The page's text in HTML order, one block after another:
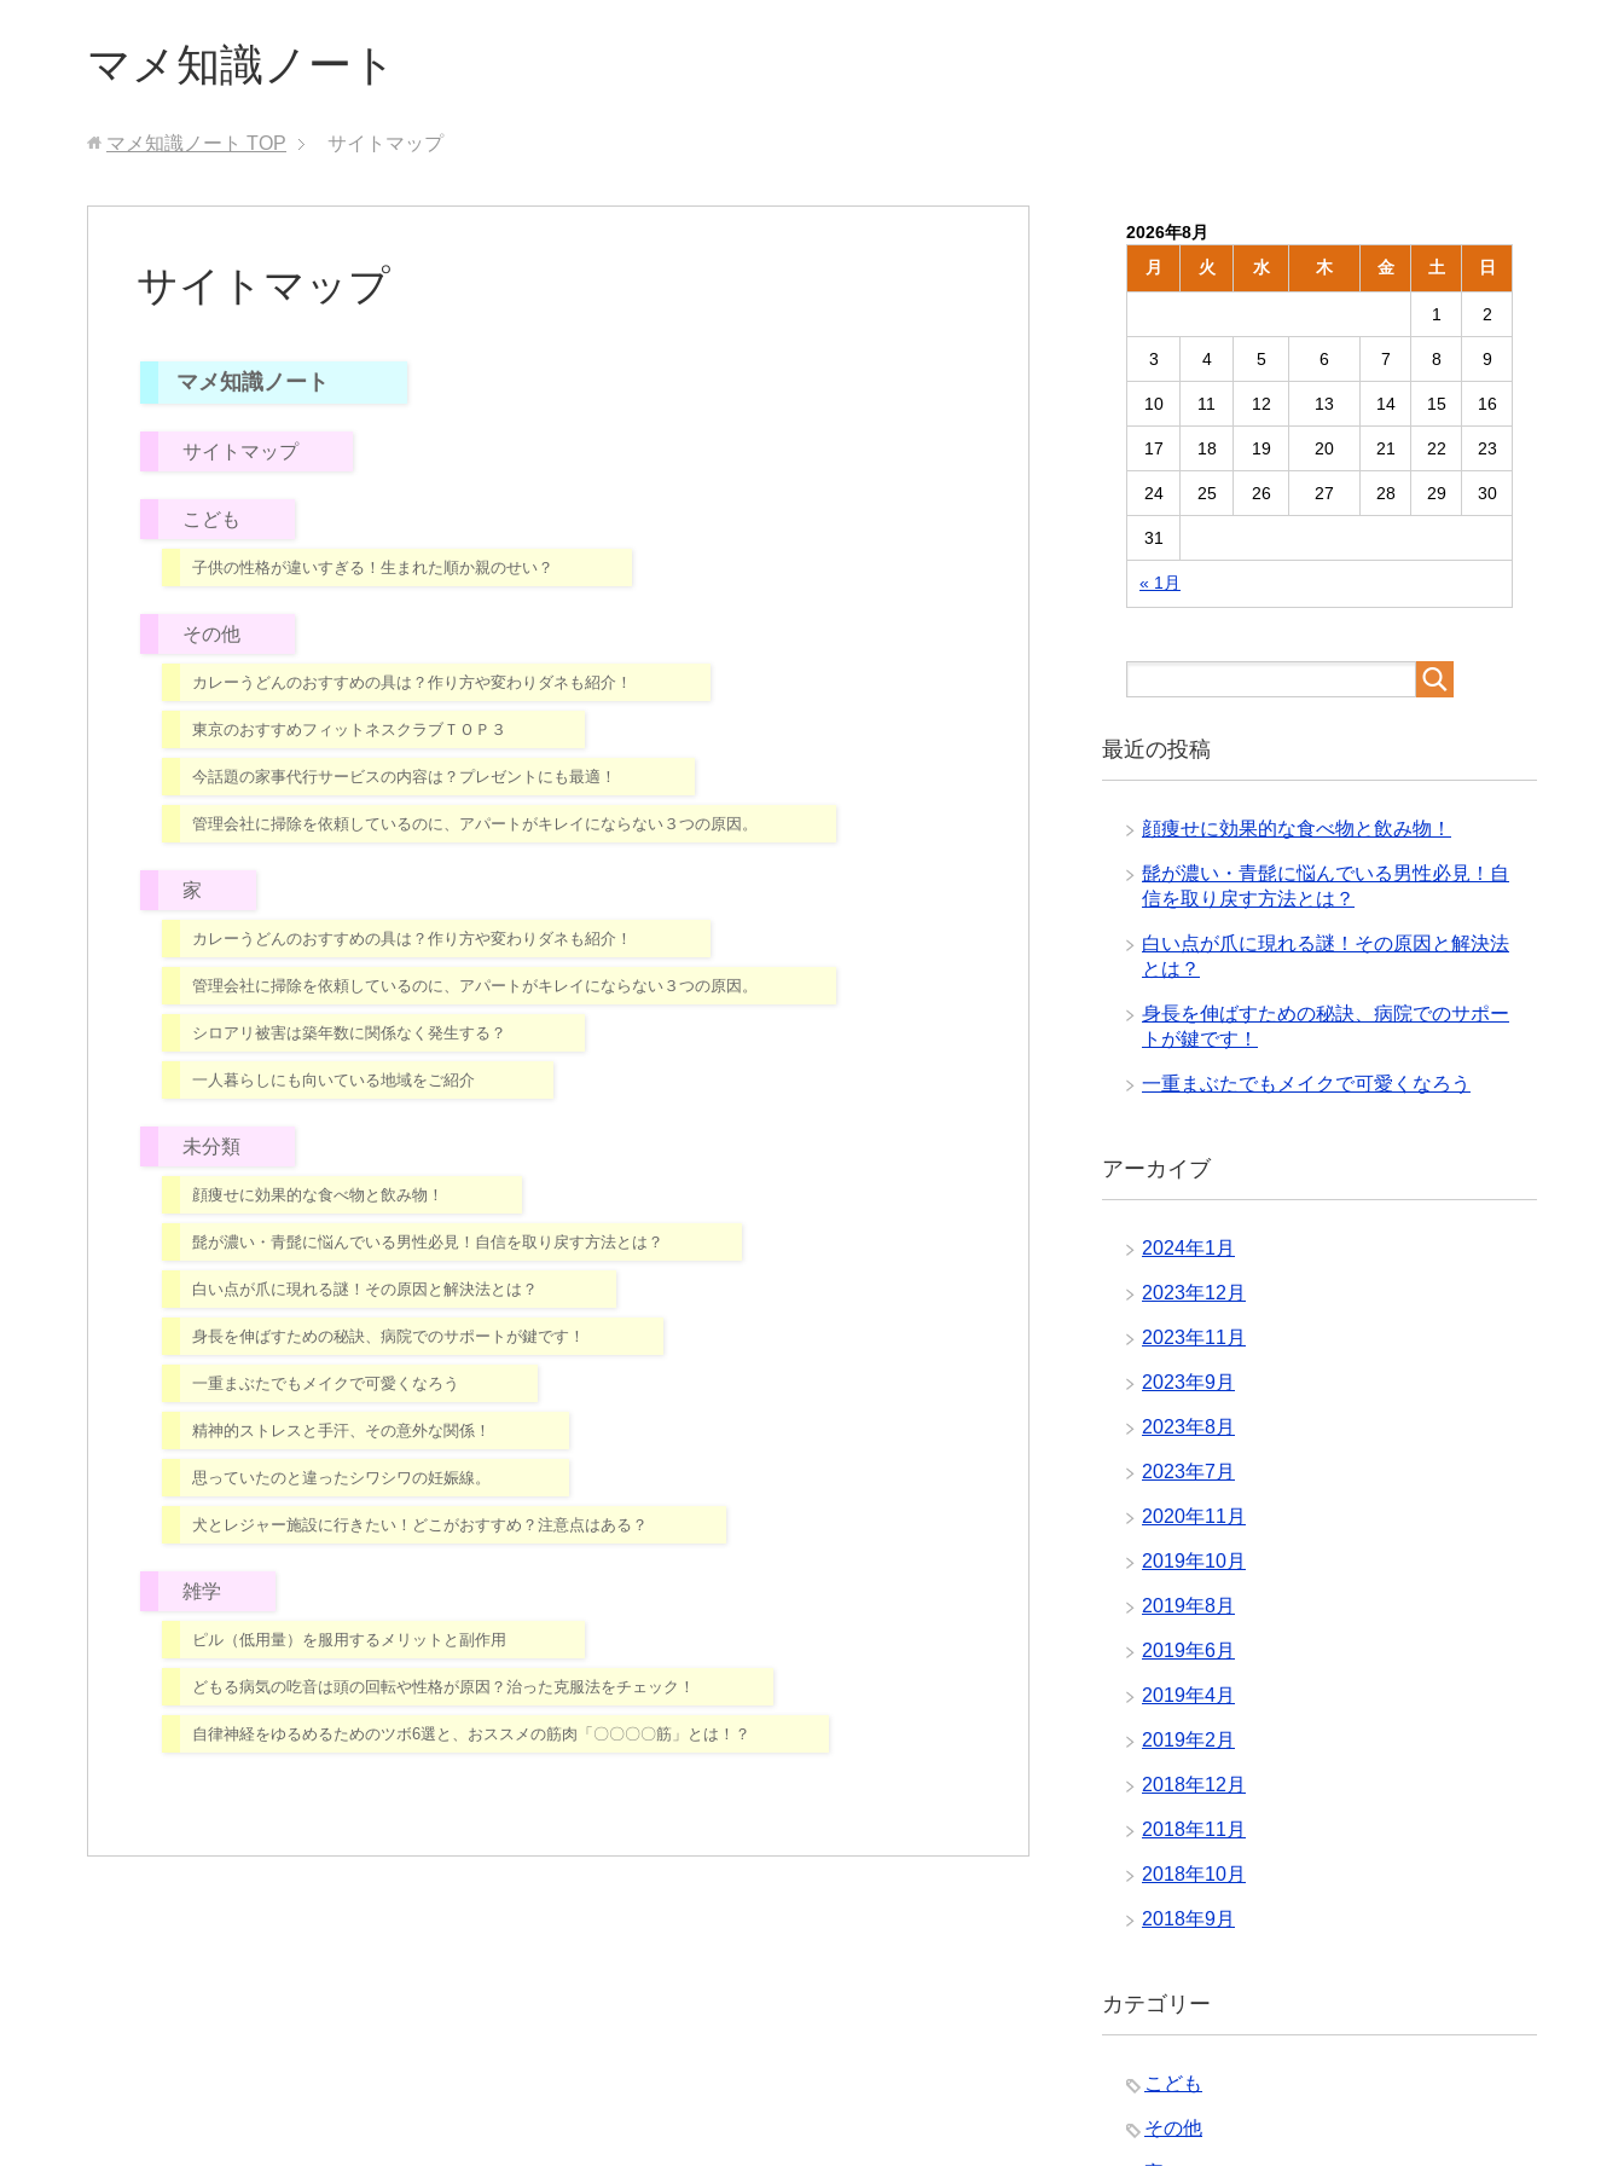
マメ知識ノート
マメ知識ノート TOP サイトマップ
サイトマップ
マメ知識ノート
サイトマップ
こども
子供の性格が違いすぎる！生まれた順か親のせい？
その他
カレーうどんのおすすめの具は？作り方や変わりダネも紹介！
東京のおすすめフィットネスクラブＴＯＰ３
今話題の家事代行サービスの内容は？プレゼントにも最適！
管理会社に掃除を依頼しているのに、アパートがキレイにならない３つの原因。
家
カレーうどんのおすすめの具は？作り方や変わりダネも紹介！
管理会社に掃除を依頼しているのに、アパートがキレイにならない３つの原因。
シロアリ被害は築年数に関係なく発生する？
一人暮らしにも向いている地域をご紹介
未分類
顔痩せに効果的な食べ物と飲み物！
髭が濃い・青髭に悩んでいる男性必見！自信を取り戻す方法とは？
白い点が爪に現れる謎！その原因と解決法とは？
身長を伸ばすための秘訣、病院でのサポートが鍵です！
一重まぶたでもメイクで可愛くなろう
精神的ストレスと手汗、その意外な関係！
思っていたのと違ったシワシワの妊娠線。
犬とレジャー施設に行きたい！どこがおすすめ？注意点はある？
雑学
ピル（低用量）を服用するメリットと副作用
どもる病気の吃音は頭の回転や性格が原因？治った克服法をチェック！
自律神経をゆるめるためのツボ6選と、おススメの筋肉「〇〇〇〇筋」とは！？
2026年8月
月
火 水 木 金 土 日
« 1月
1 2
3 4 5 6 7 8 9
10 11 12 13 14 15 16
17 18 19 20 21 22 23
24 25 26 27 28 29 30
31
最近の投稿
顔痩せに効果的な食べ物と飲み物！
髭が濃い・青髭に悩んでいる男性必見！自
信を取り戻す方法とは？
白い点が爪に現れる謎！その原因と解決法
とは？
身長を伸ばすための秘訣、病院でのサポー
トが鍵です！
一重まぶたでもメイクで可愛くなろう
アーカイブ
2024年1月
2023年12月
2023年11月
2023年9月
2023年8月
2023年7月
2020年11月
2019年10月
2019年8月
2019年6月
2019年4月
2019年2月
2018年12月
2018年11月
2018年10月
2018年9月
カテゴリー
こども
その他